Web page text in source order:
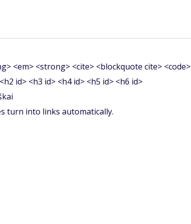
<em> <strong> <cite> <blockquote cite>
id> <h3 id> <h4 id> <h5 id> <h6 id>
turn into links automatically.